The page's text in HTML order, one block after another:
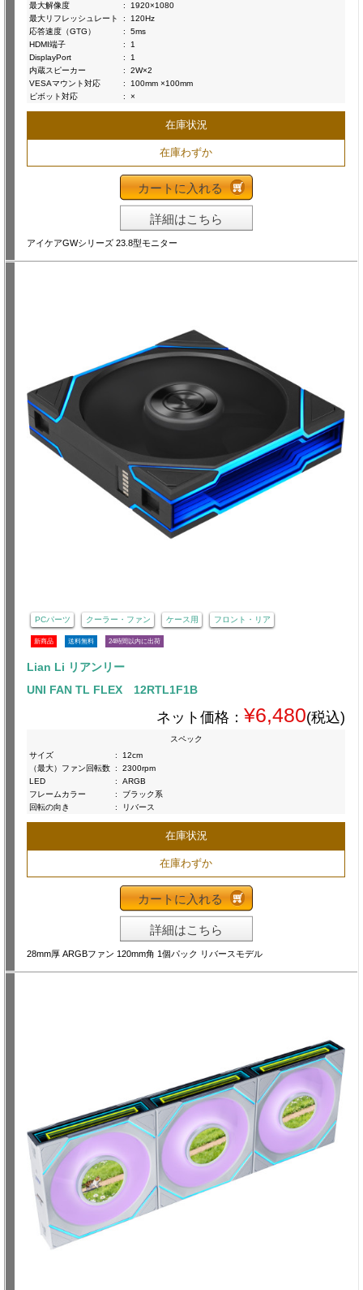
最大解像度
:
1920×1080
最大リフレッシュレート
:
120Hz
応答速度（GTG）
:
5ms
HDMI端子
:
1
DisplayPort
:
1
内蔵スピーカー
:
2W×2
VESAマウント対応
:
100mm ×100mm
ピボット対応
: ×
在庫状況
在庫わずか
カートに入れる
詳細はこちら
アイケアGWシリーズ 23.8型モニター
PCパーツ クーラー・ファン ケース用 フロント・リア
新商品 送料無料 24時間以内に出荷
Lian Li リアンリー
UNI FAN TL FLEX 12RTL1F1B
ネット価格： ¥6,480(税込)
スペック
サイズ
:
12cm
（最大）ファン回転数 :
2300rpm
LED
:
ARGB
フレームカラー
:
ブラック系
回転の向き
: リバース
在庫状況
在庫わずか
カートに入れる
詳細はこちら
28mm厚 ARGBファン 120mm角 1個パック リバースモデル